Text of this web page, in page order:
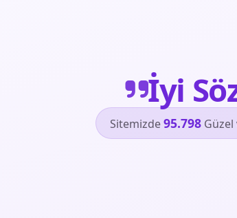
İyi
Sitemizde95.798Güzel